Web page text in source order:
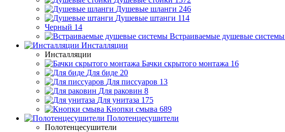
Душевые шланги 246
Душевые штанги 114
Черный 14
Встраиваемые душевые системы
Инсталляции
Инсталляции
Бачки скрытого монтажа 16
Для биде 20
Для писсуаров 13
Для раковин 8
Для унитаза 175
Кнопки смыва 689
Полотенцесушители
Полотенцесушители